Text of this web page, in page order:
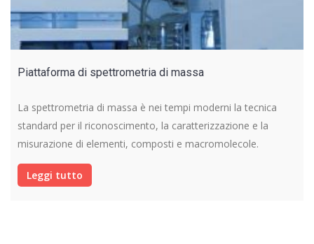
Piattaforma di spettrometria di massa
La spettrometria di massa è nei tempi moderni la tecnica
standard per il riconoscimento, la caratterizzazione e la
misurazione di elementi, composti e macromolecole.
Leggi tutto